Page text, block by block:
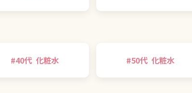
#40代 化粧水 #50代 化粧水